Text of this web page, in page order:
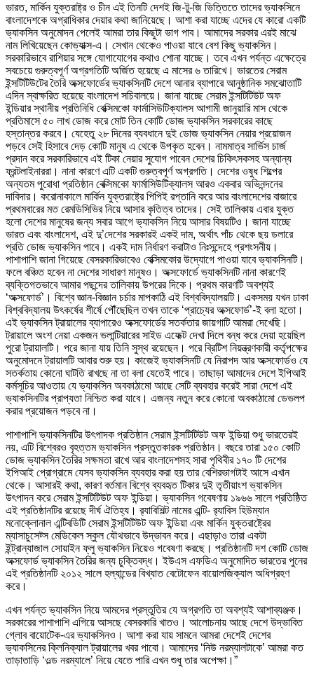
ভারত, মার্কিন যুক্তরাষ্ট্র ও চীন এই তিনটি দেশই জি-টু-জি ভিত্তিতে তাদের ভ্যাকসিনে
বাংলাদেশকে অগ্রাধিকার দেয়ার কথা জানিয়েছে। আশা করা যাচ্ছে এদের যে কারো একটি
ভ্যাকসিন অনুমোদন পেলেই আমরা তার কিছুটা ভাগ পাব। আমাদের সরকার এরই মাঝে
নাম লিখিয়েছেন কোভ্যাক্স-এ। সেখান থেকেও পাওয়া যাবে বেশ কিছু ভ্যাকসিন।
সরকারিভাবে রাশিয়ার সঙ্গে যোগাযোগের কথাও শোনা যাচ্ছে। তবে এখন পর্যন্ত এক্ষেত্রে
সবচেয়ে গুরুত্বপূর্ণ অগ্রগতিটি অর্জিত হয়েছে এ মাসের ৬ তারিখে। ভারতের সেরাম
ইন্সটিটিউটের তৈরি অক্সফোর্ডের ভ্যাকসিনটি দেশে আনার ব্যাপারে আনুষ্ঠানিক সমঝোতাটি
এদিন স্বাক্ষরিত হয়েছে বাংলাদেশ সচিবালয়ে। জানা যাচ্ছে সেরাম ইন্সটিটিউট অফ
ইন্ডিয়ার স্থানীয় প্রতিনিধি বেক্সিমকো ফার্মাসিউটিক্যালস আগামী জানুয়ারি মাস থেকে
প্রতিমাসে ৫০ লাখ ডোজ করে মোট তিন কোটি ডোজ ভ্যাকসিন সরকারের কাছে
হস্তান্তর করবে। যেহেতু ২৮ দিনের ব্যবধানে দুই ডোজ ভ্যাকসিন নেয়ার প্রয়োজন
পড়বে সেই হিসাবে দেড় কোটি মানুষ এ থেকে উপকৃত হবেন। নামমাত্র সার্ভিস চার্জ
প্রদান করে সরকারিভাবে এই টিকা নেয়ার সুযোগ পাবেন দেশের চিকিৎসকসহ অন্যান্য
ফ্রন্টলাইনাররা। নানা কারণে এটি একটি গুরুত্বপূর্ণ অগ্রগতি। দেশের ওষুধ শিল্পের
অন্যতম পুরোধা প্রতিষ্ঠান বেক্সিমকো ফার্মাসিউটিক্যালস আরও একবার অভিনন্দনের
দাবিদার। করোনাকালে মার্কিন যুক্তরাষ্ট্রে পিপিই রপ্তানি করে আর বাংলাদেশের বাজারে
প্রথমবারের মত রেমডিসিভির নিয়ে আসার কৃতিত্ব তাদের। সেই তালিকায় এবার যুক্ত
হলো দেশের মানুষের জন্য সবার আগে ভ্যাকসিন নিয়ে আসার বিষয়টিও। জানা যাচ্ছে
ভারত এবং বাংলাদেশ, এই দু’দেশের সরকারই একই দাম, অর্থাৎ পাঁচ থেকে ছয় ডলারে
প্রতি ডোজ ভ্যাকসিন পাবে। একই দাম নির্ধারণ করাটাও নিঃসন্দেহে প্রশংসনীয়।
পাশাপাশি জানা গিয়েছে বেসরকারিভাবেও বেক্সিমকোর উদ্যোগে পাওয়া যাবে ভ্যাকসিনটি।
ফলে বঞ্চিত হবেন না দেশের সাধারণ মানুষও। অক্সফোর্ডে ভ্যাকসিনটি নানা কারণেই
ব্যক্তিগতভাবে আমার পছন্দের তালিকায় উপরের দিকে। প্রথম কারণটি অবশ্যই
‘অক্সফোর্ড’। বিশ্বে জ্ঞান-বিজ্ঞান চর্চার মাপকাঠি এই বিশ্ববিদ্যালয়টি। একসময় যখন ঢাকা
বিশ্ববিদ্যালয় উৎকর্ষের শীর্ষে পৌঁছেছিল তখন তাকে ‘প্রাচ্যের অক্সফোর্ড’-ই বলা হতো।
এই ভ্যাকসিন ট্রায়ালের ব্যাপারেও অক্সফোর্ডের সতর্কতার জায়গাটি আমরা দেখেছি।
ট্রায়ালে অংশ নেয়া একজন ভলান্টিয়ারের সাইড এফেক্ট দেখা দিলে বন্ধ করে দেয়া হয়েছিল
পুরো ট্রায়ালটি। পরে জানা যায় তিনি সুস্থ রয়েছেন। পরে ব্রিটিশ নিয়ন্ত্রণকারী কর্তৃপক্ষের
অনুমোদনে ট্রায়ালটি আবার শুরু হয়। কাজেই ভ্যাকসিনটি যে নিরাপদ আর অক্সফোর্ডও যে
সতর্কতায় কোনো ঘাটতি রাখছে না তা বলা যেতেই পারে। তাছাড়া আমাদের দেশে ইপিআই
কর্মসূচির আওতায় যে ভ্যাকসিন অবকাঠামো আছে সেটি ব্যবহার করেই সারা দেশে এই
ভ্যাকসিনটির প্রাপ্যতা নিশ্চিত করা যাবে। এজন্য নতুন করে কোনো অবকাঠামো ডেভলপ
করার প্রয়োজন পড়বে না।
পাশাপাশি ভ্যাকসিনটির উৎপাদক প্রতিষ্ঠান সেরাম ইন্সটিটিউট অফ ইন্ডিয়া শুধু ভারতেরই
নয়, এটি বিশ্বেরও বৃহত্তম ভ্যাকসিন প্রস্তুতকারক প্রতিষ্ঠান। বছরে তারা ১৫০ কোটি
ডোজ ভ্যাকসিন তৈরির সক্ষমতা রাখে আর বাংলাদেশসহ সারা পৃথিবীর ১৭০ টি দেশের
ইপিআই প্রোগ্রামে যেসব ভ্যাকসিন ব্যবহার করা হয় তার বেশিরভাগটাই আসে এখান
থেকে। আসারই কথা, কারণ বর্তমান বিশ্বে ব্যবহৃত টিকার দুই তৃতীয়াংশ ভ্যাকসিন
উৎপাদন করে সেরাম ইন্সটিটিউট অফ ইন্ডিয়া। ভ্যাকসিন গবেষণায় ১৯৬৬ সালে প্রতিষ্ঠিত
এই প্রতিষ্ঠানটির রয়েছে দীর্ঘ ঐতিহ্য। র‍্যাবিশিল্ট নামের এন্টি- র‍্যাবিস হিউম্যান
মনোক্লোনাল এন্টিবডিটি সেরাম ইন্সটিটিউট অফ ইন্ডিয়া এবং মার্কিন যুক্তরাষ্ট্রের
ম্যাসাচুসেট্স মেডিকেল স্কুল যৌথভাবে উদ্ভাবন করে। এছাড়াও তারা একটা
ইন্ট্রান্যাজাল সোয়াইন ফ্লু ভ্যাকসিন নিয়েও গবেষণা করছে। প্রতিষ্ঠানটি দশ কোটি ডোজ
অক্সফোর্ড ভ্যাকসিন তৈরির জন্য চুক্তিবদ্ধ। ইউএস এফডিএ অনুমোদিত ভারতের পুনের
এই প্রতিষ্ঠানটি ২০১২ সালে হল্যান্ডের বিখ্যাত বেটোফেন বায়োলজিক্যাল অধিগ্রহণ
করে।
এখন পর্যন্ত ভ্যাকসিন নিয়ে আমদের প্রস্তুতির যে অগ্রগতি তা অবশ্যই আশাব্যঞ্জক।
সরকারের পাশাপাশি এগিয়ে আসছে বেসরকারি খাতও। আলোচনায় আছে দেশে উদ্ভাবিত
গ্লোব বায়োটেক-এর ভ্যাকসিনও। আশা করা যায় সামনে আমরা দেশেই দেশের
ভ্যাকসিনের ক্লিনিক্যাল ট্রায়ালের খবর পাবো। আমাদের ‘নিউ নরম্যালটাকে’ আমরা কত
তাড়াতাড়ি ‘ওল্ড নরম্যালে’ নিয়ে যেতে পারি এখন শুধু তার অপেক্ষা।”